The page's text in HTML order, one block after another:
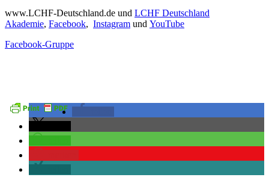
www.LCHF-Deutschland.de und LCHF Deutschland
Akademie, Facebook, Instagram und YouTube
Facebook-Gruppe